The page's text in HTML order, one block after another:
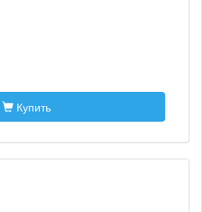
Купить